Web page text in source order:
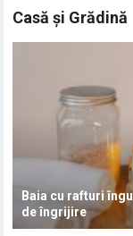
Casă și Grădină
Baia cu rafturi
de îngrijire